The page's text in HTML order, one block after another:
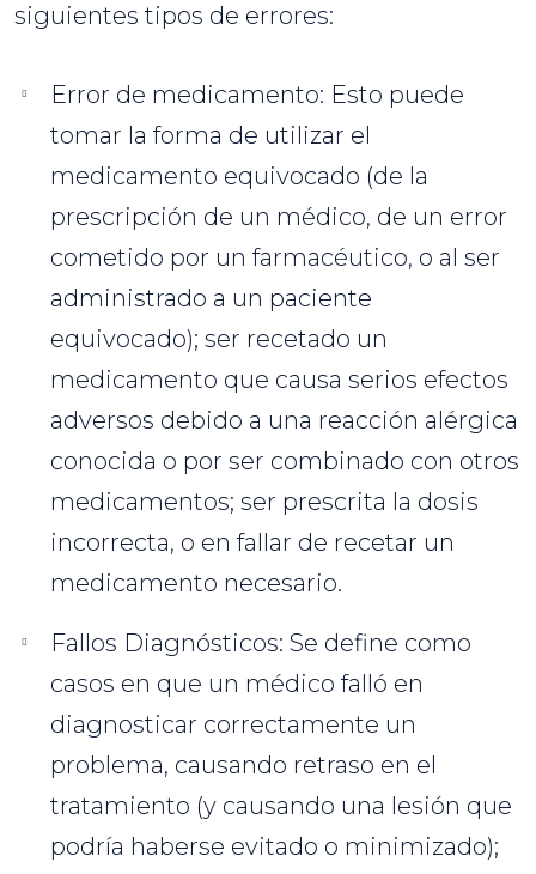
siguientes tipos de errores:
Error de medicamento: Esto puede
tomar la forma de utilizar el
medicamento equivocado (de la
prescripción de un médico, de un error
cometido por un farmacéutico, o al ser
administrado a un paciente
equivocado); ser recetado un
medicamento que causa serios efectos
adversos debido a una reacción alérgica
conocida o por ser combinado con otros
medicamentos; ser prescrita la dosis
incorrecta, o en fallar de recetar un
medicamento necesario.
Fallos Diagnósticos: Se define como
casos en que un médico falló en
diagnosticar correctamente un
problema, causando retraso en el
tratamiento (y causando una lesión que
podría haberse evitado o minimizado);